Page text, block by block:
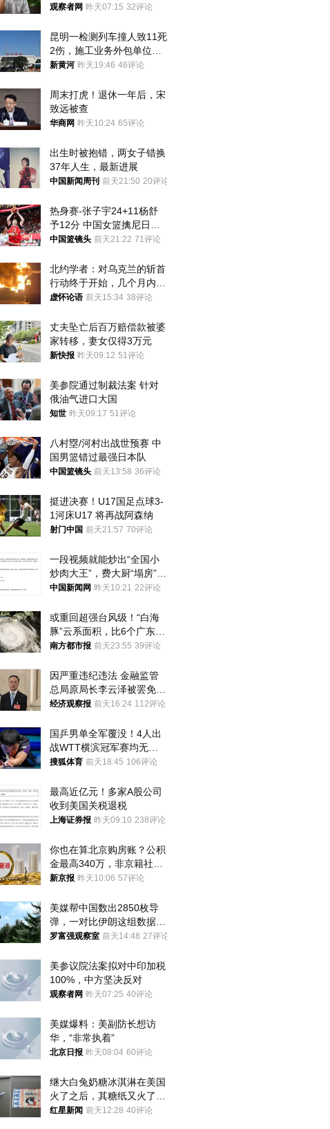
的决心
观察者网 昨天07:15 32评论
昆明一检测列车撞人致11死
2伤，施工业务外包单位被
罚1.5万元，国铁昆明局被
新黄河 昨天19:46 46评论
周末打虎！退休一年后，宋
致远被查
华商网 昨天10:24 65评论
出生时被抱错，两女子错换
37年人生，最新进展
中国新闻周刊 前天21:50 20评论
热身赛-张子宇24+11杨舒
予12分 中国女篮擒尼日利
亚
中国篮镜头 前天21:22 71评论
北约学者：对乌克兰的斩首
行动终于开始，几个月内乌
将投降
虚怀论语 前天15:34 38评论
丈夫坠亡后百万赔偿款被婆
家转移，妻女仅得3万元
新快报 昨天09:12 51评论
美参院通过制裁法案 针对
俄油气进口大国
知世 昨天09:17 51评论
八村塁/河村出战世预赛 中
国男篮错过最强日本队
中国篮镜头 前天13:58 36评论
挺进决赛！U17国足点球3-
1河床U17 将再战阿森纳
射门中国 前天21:57 70评论
一段视频就能炒出“全国小
炒肉大王”，费大厨“塌房”了
吗？
中国新闻网 昨天10:21 22评论
或重回超强台风级！“白海
豚”云系面积，比6个广东还
大！深圳官方：注意这件事
南方都市报 前天23:55 39评论
因严重违纪违法 金融监管
总局原局长李云泽被罢免全
国人大代表
经济观察报 前天16:24 112评论
国乒男单全军覆没！4人出
战WTT横滨冠军赛均无缘
八强
搜狐体育 前天18:45 106评论
最高近亿元！多家A股公司
收到美国关税退税
上海证券报 昨天09:10 238评论
你也在算北京购房账？公积
金最高340万，非京籍社保
1年
新京报 昨天10:06 57评论
美媒帮中国数出2850枚导
弹，一对比伊朗这组数据，
发现出大事了
罗富强观察室 前天14:48 27评论
美参议院法案拟对中印加税
100%，中方坚决反对
观察者网 昨天07:25 40评论
美媒爆料：美副防长想访
华，“非常执着”
北京日报 昨天08:04 60评论
继大白兔奶糖冰淇淋在美国
火了之后，其糖纸又火了！
海外博主盛赞：平面设计经
红星新闻 前天12:28 40评论